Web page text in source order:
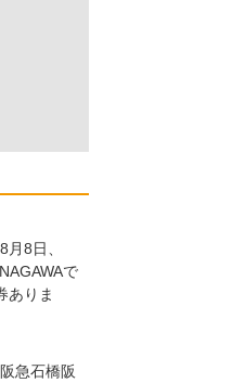
8日、
で
ありま
急石橋阪